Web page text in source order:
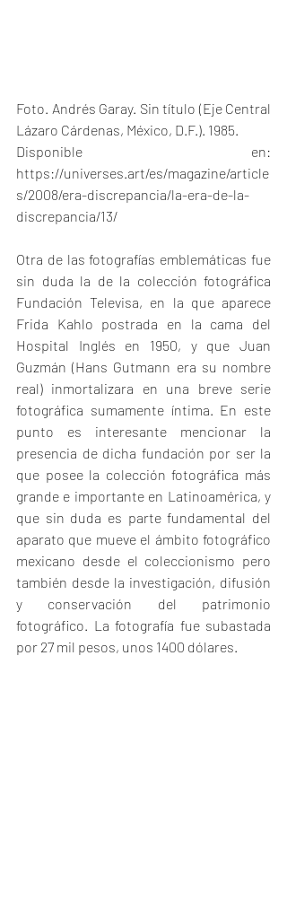
Foto. Andrés Garay. Sin título (Eje Central
Lázaro Cárdenas, México, D.F.). 1985.
https://universes.art/es/magazine/article
s/2008/era-discrepancia/la-era-de-la-
discrepancia/13/
Otra de las fotografías emblemáticas fue
sin duda la de la colección fotográfica
Fundación Televisa, en la que aparece
Frida Kahlo postrada en la cama del
Hospital Inglés en 1950, y que Juan
Guzmán (Hans Gutmann era su nombre
real) inmortalizara en una breve serie
fotográfica sumamente íntima. En este
punto es interesante mencionar la
presencia de dicha fundación por ser la
que posee la colección fotográfica más
grande e importante en Latinoamérica, y
que sin duda es parte fundamental del
aparato que mueve el ámbito fotográfico
mexicano desde el coleccionismo pero
también desde la investigación, difusión
y conservación del patrimonio
fotográfico. La fotografía fue subastada
por 27 mil pesos, unos 1400 dólares.